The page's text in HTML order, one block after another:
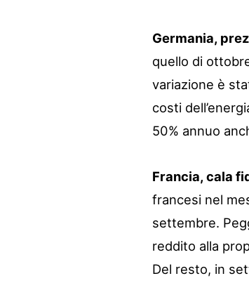
Germania,
quello di
variazione è
costi
50% annuo
Francia, cala
francesi nel
settembre.
reddito alla
Del resto, in